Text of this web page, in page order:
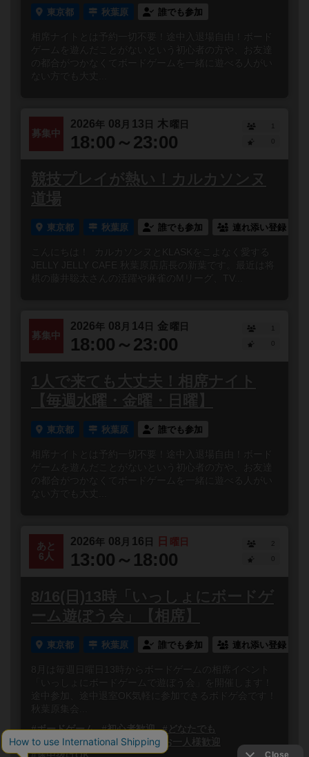
東京都 秋葉原 誰でも参加
相席ナイトとは予約一切不要！途中入退場自由！ボード
ゲームを遊んだことがないという初心者の方や、お友達
の都合がつかなくてボードゲームを一緒に遊べる人がい
ない方でも大丈...
募集中
2026年 08 月 13 日 木曜日
18:00～23:00
1
競技プレイが熱い！カルカソンヌ
道場
東京都 秋葉原 誰でも参加 連れ添い登録
こんにちは！ カルカソンヌとKLASKをこよなく愛する
JELLY JELLY CAFE 秋葉原店店長の新葉です。最近は将
棋の藤井聡太さんの活躍や麻雀のMリーグ、TV...
募集中
2026年 08 月 14 日 金曜日
18:00～23:00
1
1人で来ても大丈夫！相席ナイト
【毎週水曜・金曜・日曜】
東京都 秋葉原 誰でも参加
相席ナイトとは予約一切不要！途中入退場自由！ボード
ゲームを遊んだことがないという初心者の方や、お友達
の都合がつかなくてボードゲームを一緒に遊べる人がい
ない方でも大丈...
あと
6人
2026年 08 月 16 日 日 曜日
13:00～18:00
2
8/16(日)13時「いっしょにボードゲ
ーム遊ぼう会」【相席】
東京都 秋葉原 誰でも参加 連れ添い登録
8月は毎週日曜日13時からボードゲームの相席イベント
「いっしょにボードゲームで遊ぼう会」を開催します！
途中参加、途中退室OK気軽に参加できるボドゲ会です！
秋葉原集会...
#ボードゲーム
#初心者歓迎
#どなたでも
#初参加歓迎
#途中参加OK
#お一人様歓迎